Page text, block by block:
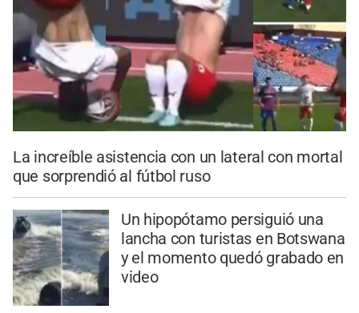
La increíble asistencia con un lateral con mortal
que sorprendió al fútbol ruso
Un hipopótamo persiguió una
lancha con turistas en Botswana
y el momento quedó grabado en
video